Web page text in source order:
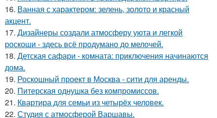
16. Ванная с характером: зелень, золото и красный
акцент.
17. Дизайнеры создали атмосферу уюта и легкой
роскоши - здесь всё продумано до мелочей.
18. Детская сафари - комната: приключения начинаются
дома.
19. Роскошный проект в Москва - сити для аренды.
20. Питерская однушка без компромиссов.
21. Квартира для семьи из четырёх человек.
22. Студия с атмосферой Варшавы.